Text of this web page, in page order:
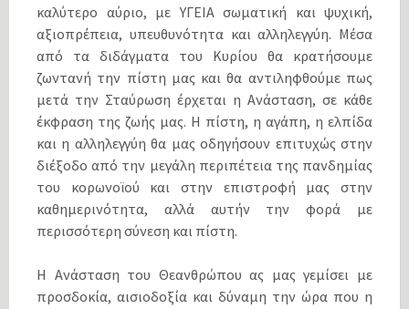
καλύτερο αύριο, με ΥΓΕΙΑ σωματική και ψυχική,
αξιοπρέπεια, υπευθυνότητα και αλληλεγγύη. Μέσα
από τα διδάγματα του Κυρίου θα κρατήσουμε
ζωντανή την πίστη μας και θα αντιληφθούμε πως
μετά την Σταύρωση έρχεται η Ανάσταση, σε κάθε
έκφραση της ζωής μας. Η πίστη, η αγάπη, η ελπίδα
και η αλληλεγγύη θα μας οδηγήσουν επιτυχώς στην
διέξοδο από την μεγάλη περιπέτεια της πανδημίας
του κορωνοϊού και στην επιστροφή μας στην
καθημερινότητα, αλλά αυτήν την φορά με
περισσότερη σύνεση και πίστη.
Η Ανάσταση του Θεανθρώπου ας μας γεμίσει με
προσδοκία, αισιοδοξία και δύναμη την ώρα που η